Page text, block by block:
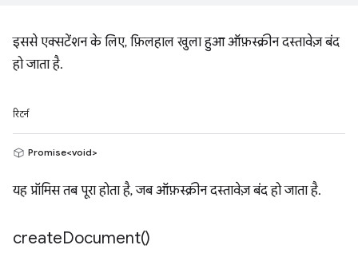
इससे एक्सटेंशन के लिए, फ़िलहाल खुला हुआ ऑफ़स्क्रीन दस्तावेज़ बंद
हो जाता है.
रिटर्न
Promise<void>
यह प्रॉमिस तब पूरा होता है, जब ऑफ़स्क्रीन दस्तावेज़ बंद हो जाता है.
createDocument()